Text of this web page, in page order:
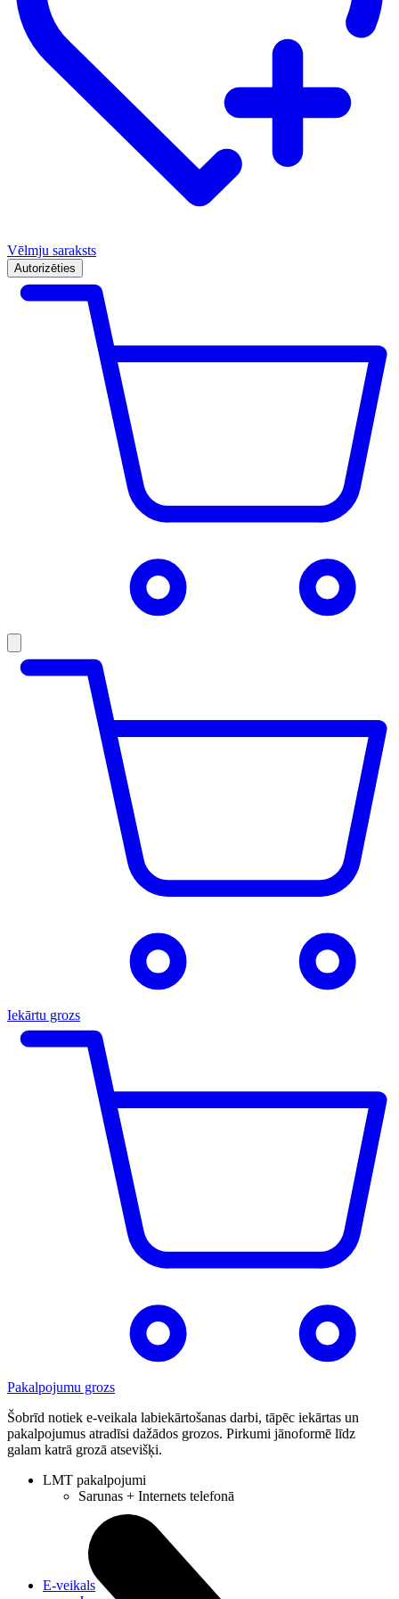
Vēlmju saraksts
Autorizēties
Iekārtu grozs
Pakalpojumu grozs
Šobrīd notiek e-veikala labiekārtošanas darbi, tāpēc iekārtas un
pakalpojumus atradīsi dažādos grozos. Pirkumi jānoformē līdz
galam katrā grozā atsevišķi.
LMT pakalpojumi
Sarunas + Internets telefonā
E-veikals